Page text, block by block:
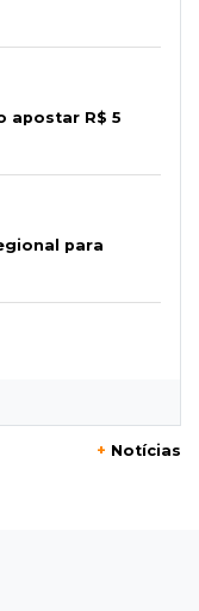
apostar R$ 5
para
+ Notícias